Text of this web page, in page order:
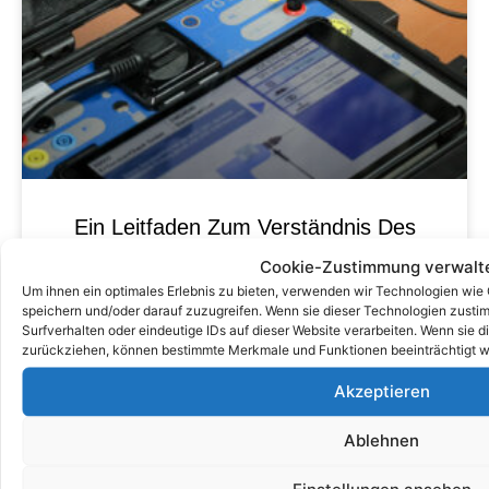
Cookie-Zustimmung
Um ihnen ein optimales Erlebnis zu bieten, verwenden wir Technologien
speichern und/oder darauf zuzugreifen. Wenn sie dieser Technologien
Surfverhalten oder eindeutige IDs auf dieser Website verarbeiten. Wenn sie
zurückziehen, können bestimmte Merkmale und Funktionen beeinträchtigt
Akzeptieren
Ablehnen
Ein Leitfaden Zum Verständnis Des
DGUV V3 -Inspektionsanforderungen
Für Elektrische Geräte